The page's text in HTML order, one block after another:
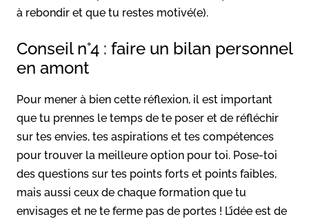
à rebondir et que tu restes motivé(e).
Conseil n°4 : faire un bilan personnel
en amont
Pour mener à bien cette réflexion, il est important
que tu prennes le temps de te poser et de réfléchir
sur tes envies, tes aspirations et tes compétences
pour trouver la meilleure option pour toi. Pose-toi
des questions sur tes points forts et points faibles,
mais aussi ceux de chaque formation que tu
envisages et ne te ferme pas de portes ! L’idée est de